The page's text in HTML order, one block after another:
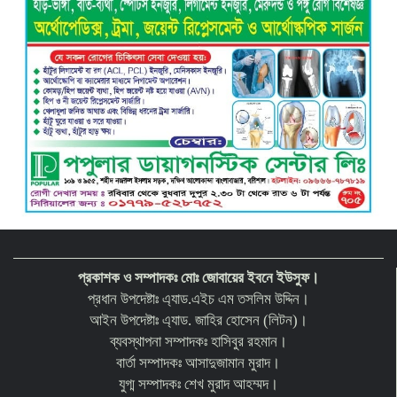
মাদ্রাসা শিক্ষক চার মাস পর গ্রেপ্তার
প্রকাশক ও সম্পাদকঃ মোঃ জোবায়ের ইবনে ইউসুফ।
প্রধান উপদেষ্টাঃ এ্যাড.এইচ এম তসলিম উদ্দিন।
আইন উপদেষ্টাঃ এ্যাড. জাহির হোসেন (লিটন)।
ব্যবস্থাপনা সম্পাদকঃ হাসিবুর রহমান।
বার্তা সম্পাদকঃ আসাদুজামান মুরাদ।
যুগ্ম সম্পাদকঃ শেখ মুরাদ আহম্মদ।